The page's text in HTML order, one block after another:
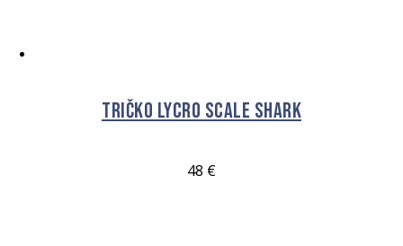
Tričko Lycro Scale Shark
48 €